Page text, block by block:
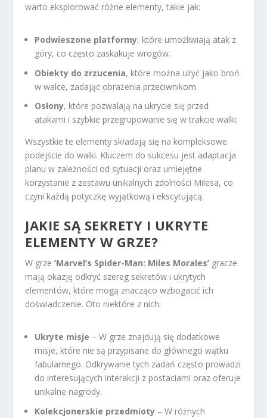
warto eksplorować różne elementy, takie jak:
Podwieszone platformy, które umożliwiają atak z
góry, co często zaskakuje wrogów.
Obiekty do zrzucenia, które można użyć jako broń
w walce, zadając obrażenia przeciwnikom.
Osłony, które pozwalają na ukrycie się przed
atakami i szybkie przegrupowanie się w trakcie walki.
Wszystkie te elementy składają się na kompleksowe
podejście do walki. Kluczem do sukcesu jest adaptacja
planu w zależności od sytuacji oraz umiejętne
korzystanie z zestawu unikalnych zdolności Milesa, co
czyni każdą potyczkę wyjątkową i ekscytującą.
JAKIE SĄ SEKRETY I UKRYTE
ELEMENTY W GRZE?
W grze’Marvel’s Spider-Man: Miles Morales’ gracze
mają okazję odkryć szereg sekretów i ukrytych
elementów, które mogą znacząco wzbogacić ich
doświadczenie. Oto niektóre z nich:
Ukryte misje – W grze znajdują się dodatkowe
misje, które nie są przypisane do głównego wątku
fabularnego. Odkrywanie tych zadań często prowadzi
do interesujących interakcji z postaciami oraz oferuje
unikalne nagrody.
Kolekcjonerskie przedmioty – W różnych